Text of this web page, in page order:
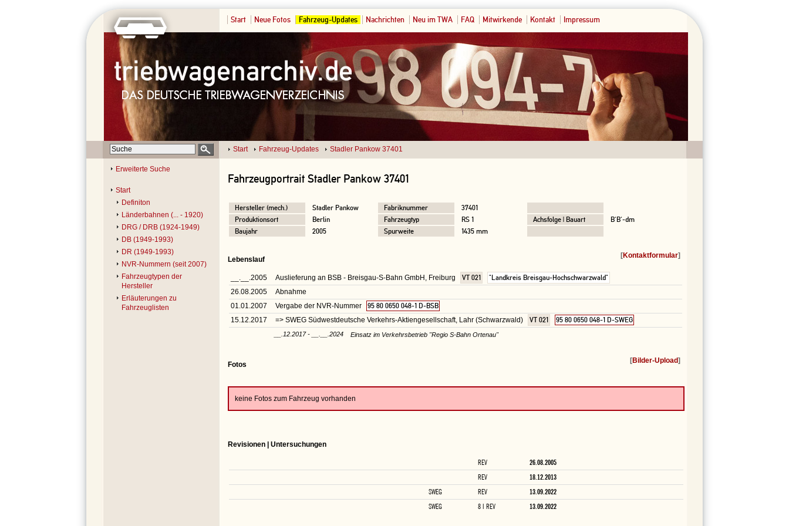
Start Neue Fotos Fahrzeug-Updates Nachrichten Neu im TWA FAQ Mitwirkende Kontakt Impressum
Start Fahrzeug-Updates Stadler Pankow 37401
Erweiterte Suche
Start
Definiton
Länderbahnen (... - 1920)
DRG / DRB (1924-1949)
DB (1949-1993)
DR (1949-1993)
NVR-Nummern (seit 2007)
Fahrzeugtypen der
Hersteller
Erläuterungen zu
Fahrzeuglisten
Fahrzeugportrait Stadler Pankow 37401
Hersteller (mech.) Stadler Pankow Fabriknummer
37401
Produktionsort
Berlin Fahrzeugtyp RS 1 Achsfolge | Bauart
B'B'-dm
Baujahr
2005 Spurweite 1435 mm
Lebenslauf [Kontaktformular]
__.__.2005 Auslieferung an BSB - Breisgau-S-Bahn GmbH, Freiburg VT 021
"Landkreis Breisgau-Hochschwarzwald"
26.08.2005
Abnahme
01.01.2007
Vergabe der NVR-Nummer
95 80 0650 048-1 D-BSB
15.12.2017
=> SWEG Südwestdeutsche Verkehrs-Aktiengesellschaft, Lahr (Schwarzwald) VT 021 95 80 0650 048-1 D-SWEG
__.12.2017 - __.__.2024 Einsatz im Verkehrsbetrieb "Regio S-Bahn Ortenau"
Fotos [Bilder-Upload]
keine Fotos zum Fahrzeug vorhanden
Revisionen | Untersuchungen
REV
26.08.2005
REV
18.12.2013
SWEG
REV
13.09.2022
SWEG
8 I REV 13.09.2022